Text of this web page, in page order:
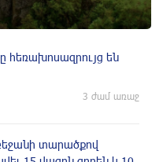
հեռախոսազրույց են
3 ժամ առաջ
տարածքով